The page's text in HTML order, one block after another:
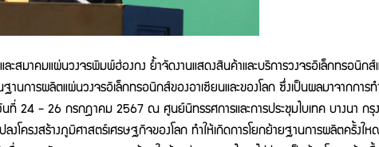
แผ่นวงจรพิมพ์ฮ่องกง ย้ำจัดงานแสดงสินค้าและบริการวงจรอิเล็กทรอนิกส์แ
การผลิตแผ่นวงจรอิเล็กทรอนิกส์ของอาเซียนและของโลก ซึ่งเป็นผลมาจากการท
24 - 26 กรกฎาคม 2567 ณ ศูนย์นิทรรศการและการประชุมไบเทค บางนา กรุ
โครงสร้างภูมิศาสตร์เศรษฐกิจของโลก ทำให้เกิดการโยกย้ายฐานการผลิตครั้งให